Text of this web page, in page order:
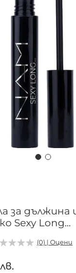
за
Sexy Long...
(0) | Оцени